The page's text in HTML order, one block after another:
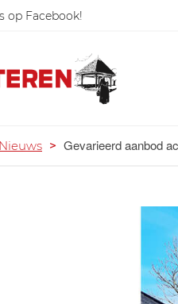
op Facebook!
Nieuws > Gevarieerd aanbod